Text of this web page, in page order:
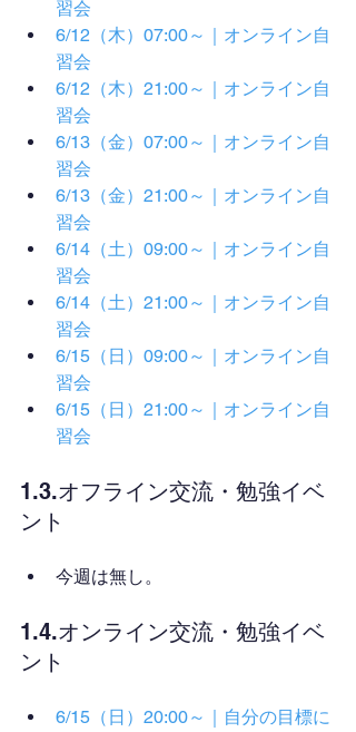
習会
6/12（木）07:00～｜オンライン自
習会
6/12（木）21:00～｜オンライン自
習会
6/13（金）07:00～｜オンライン自
習会
6/13（金）21:00～｜オンライン自
習会
6/14（土）09:00～｜オンライン自
習会
6/14（土）21:00～｜オンライン自
習会
6/15（日）09:00～｜オンライン自
習会
6/15（日）21:00～｜オンライン自
習会
1.3.オフライン交流・勉強イベ
ント
今週は無し。
1.4.オンライン交流・勉強イベ
ント
6/15（日）20:00～｜自分の目標に